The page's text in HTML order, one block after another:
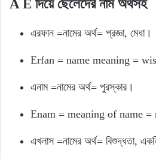
A E দিয়ে ছেলেদের নাম অর্থসহ
এরফান =নামের অর্থ= প্রজ্ঞা, মেধা।
Erfan = name meaning =
এনাম =নামের অর্থ= পুরস্কার।
Enam = meaning of name =
এখলাস =নামের অর্থ= বিশুদ্ধতা,